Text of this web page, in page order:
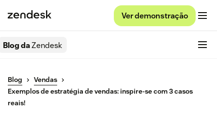
Ver demonstração
Blog daZendesk
Blog
Vendas
Exemplos de estratégia de vendas: inspire-se com 3 casos
reais!